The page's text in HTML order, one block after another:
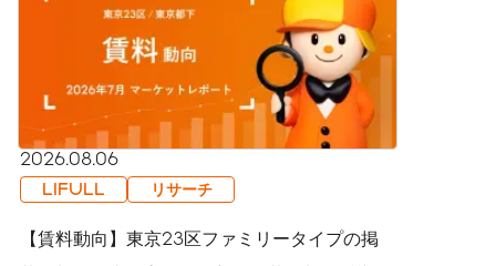
2026.08.06
LIFULL リサーチ
【賃料動向】東京23区ファミリータイプの掲